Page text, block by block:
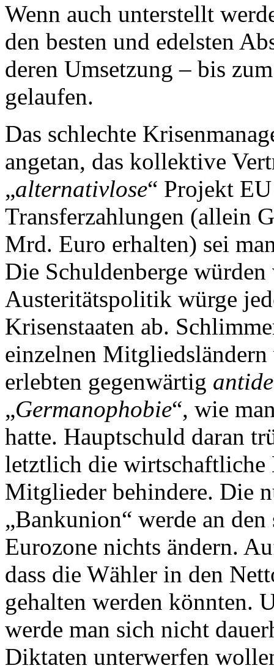
Wenn auch unterstellt
den besten und edelsten
deren Umsetzung – bis
gelaufen.
Das schlechte
angetan, das kollektive
„alternativlose“ Projekt
Transferzahlungen (allein
Mrd. Euro erhalten) sei
Die Schuldenberge
Austeritätspolitik würge
Krisenstaaten ab.
einzelnen
erlebten gegenwärtig
„Germanophobie“, wie
hatte. Hauptschuld daran
letztlich die wirtschaftliche
Mitglieder behindere. Die
„Bankunion“ werde an
Eurozone nichts ändern.
dass die Wähler in den
gehalten werden könnten.
werde man sich nicht
Diktaten unterwerfen